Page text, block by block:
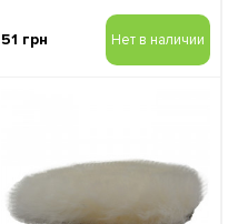
51 грн Нет в наличии